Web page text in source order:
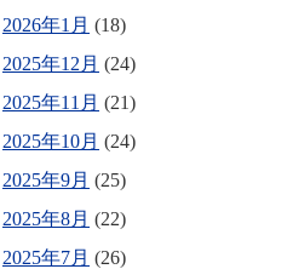
2026年1月 (18)
2025年12月 (24)
2025年11月 (21)
2025年10月 (24)
2025年9月 (25)
2025年8月 (22)
2025年7月 (26)